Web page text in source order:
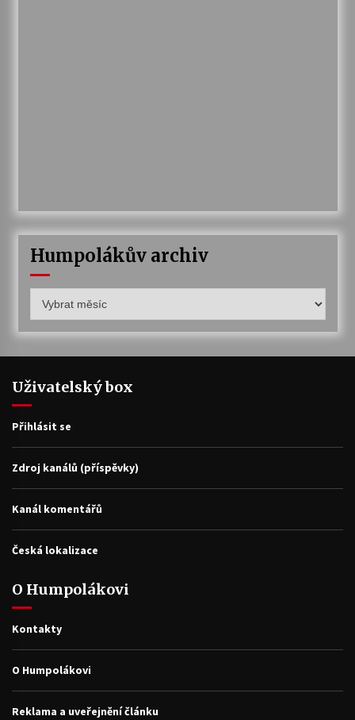
Humpolákův archiv
archiv
Uživatelský box
Přihlásit se
Zdroj kanálů (příspěvky)
Kanál komentářů
Česká lokalizace
O Humpolákovi
Kontakty
O Humpolákovi
Reklama a uveřejnění článku